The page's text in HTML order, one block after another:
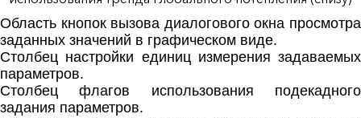
Область кнопок вызова диалогового окна просмотра
заданных значений в графическом виде.
Столбец настройки единиц измерения задаваемых
параметров.
Столбец флагов использования подекадного
задания параметров.